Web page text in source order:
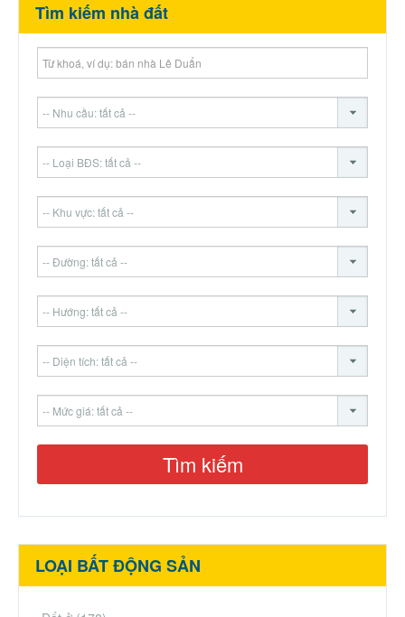
Tìm kiếm nhà đất
LOẠI BẤT ĐỘNG SẢN